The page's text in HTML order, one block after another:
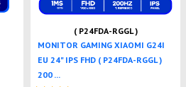
( P24FDA-RGGL )
MONITOR GAMING XIAOMI G24I
EU 24" IPS FHD ( P24FDA-RGGL )
200 ...